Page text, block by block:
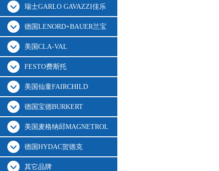
瑞士GARLO GAVAZZI佳乐
德国LENORD+BAUER兰宝
美国CLA-VAL
FESTO费斯托
美国仙童FAIRCHILD
德国宝德BURKERT
美国麦格纳邱MAGNETROL
德国HYDAC贺德克
其它品牌